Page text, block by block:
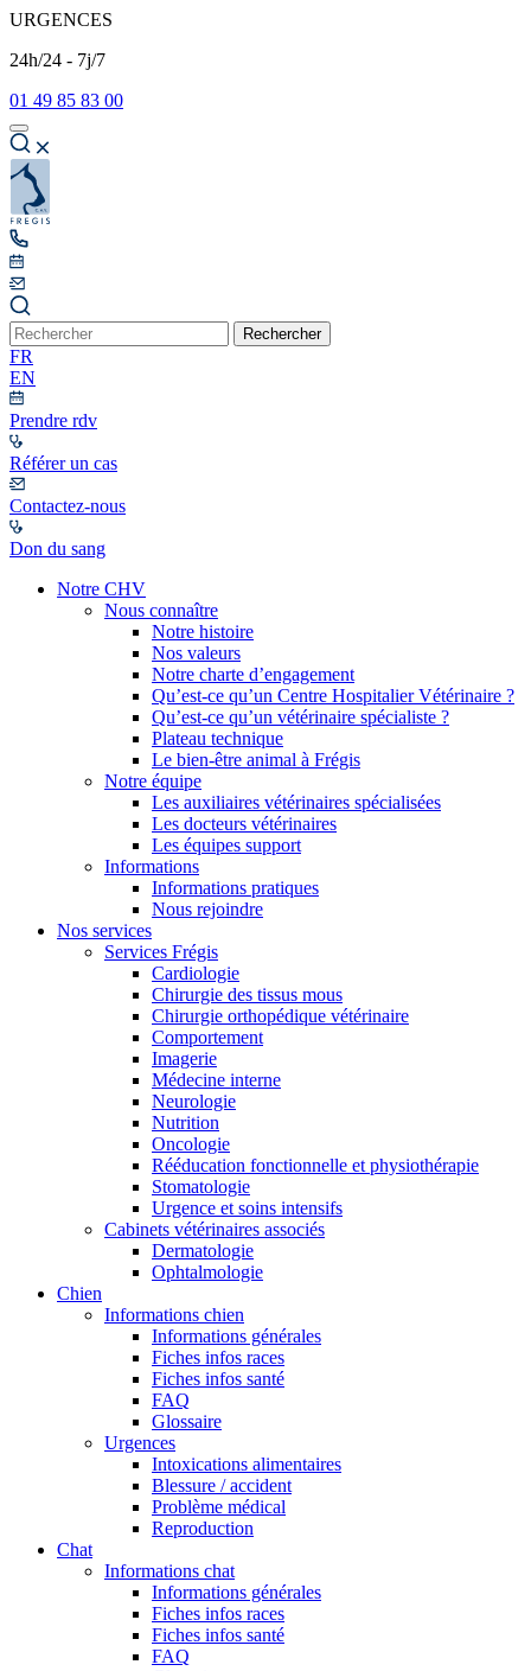
URGENCES
24h/24 - 7j/7
01 49 85 83 00
Rechercher
FR
EN
Prendre rdv
Référer un cas
Contactez-nous
Don du sang
Notre CHV
Nous connaître
Notre histoire
Nos valeurs
Notre charte d’engagement
Qu’est-ce qu’un Centre Hospitalier Vétérinaire ?
Qu’est-ce qu’un vétérinaire spécialiste ?
Plateau technique
Le bien-être animal à Frégis
Notre équipe
Les auxiliaires vétérinaires spécialisées
Les docteurs vétérinaires
Les équipes support
Informations
Informations pratiques
Nous rejoindre
Nos services
Services Frégis
Cardiologie
Chirurgie des tissus mous
Chirurgie orthopédique vétérinaire
Comportement
Imagerie
Médecine interne
Neurologie
Nutrition
Oncologie
Rééducation fonctionnelle et physiothérapie
Stomatologie
Urgence et soins intensifs
Cabinets vétérinaires associés
Dermatologie
Ophtalmologie
Chien
Informations chien
Informations générales
Fiches infos races
Fiches infos santé
FAQ
Glossaire
Urgences
Intoxications alimentaires
Blessure / accident
Problème médical
Reproduction
Chat
Informations chat
Informations générales
Fiches infos races
Fiches infos santé
FAQ